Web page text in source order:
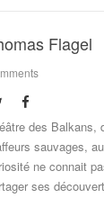
Flagel
des Balkans,
sauvages,
ne connait
ses